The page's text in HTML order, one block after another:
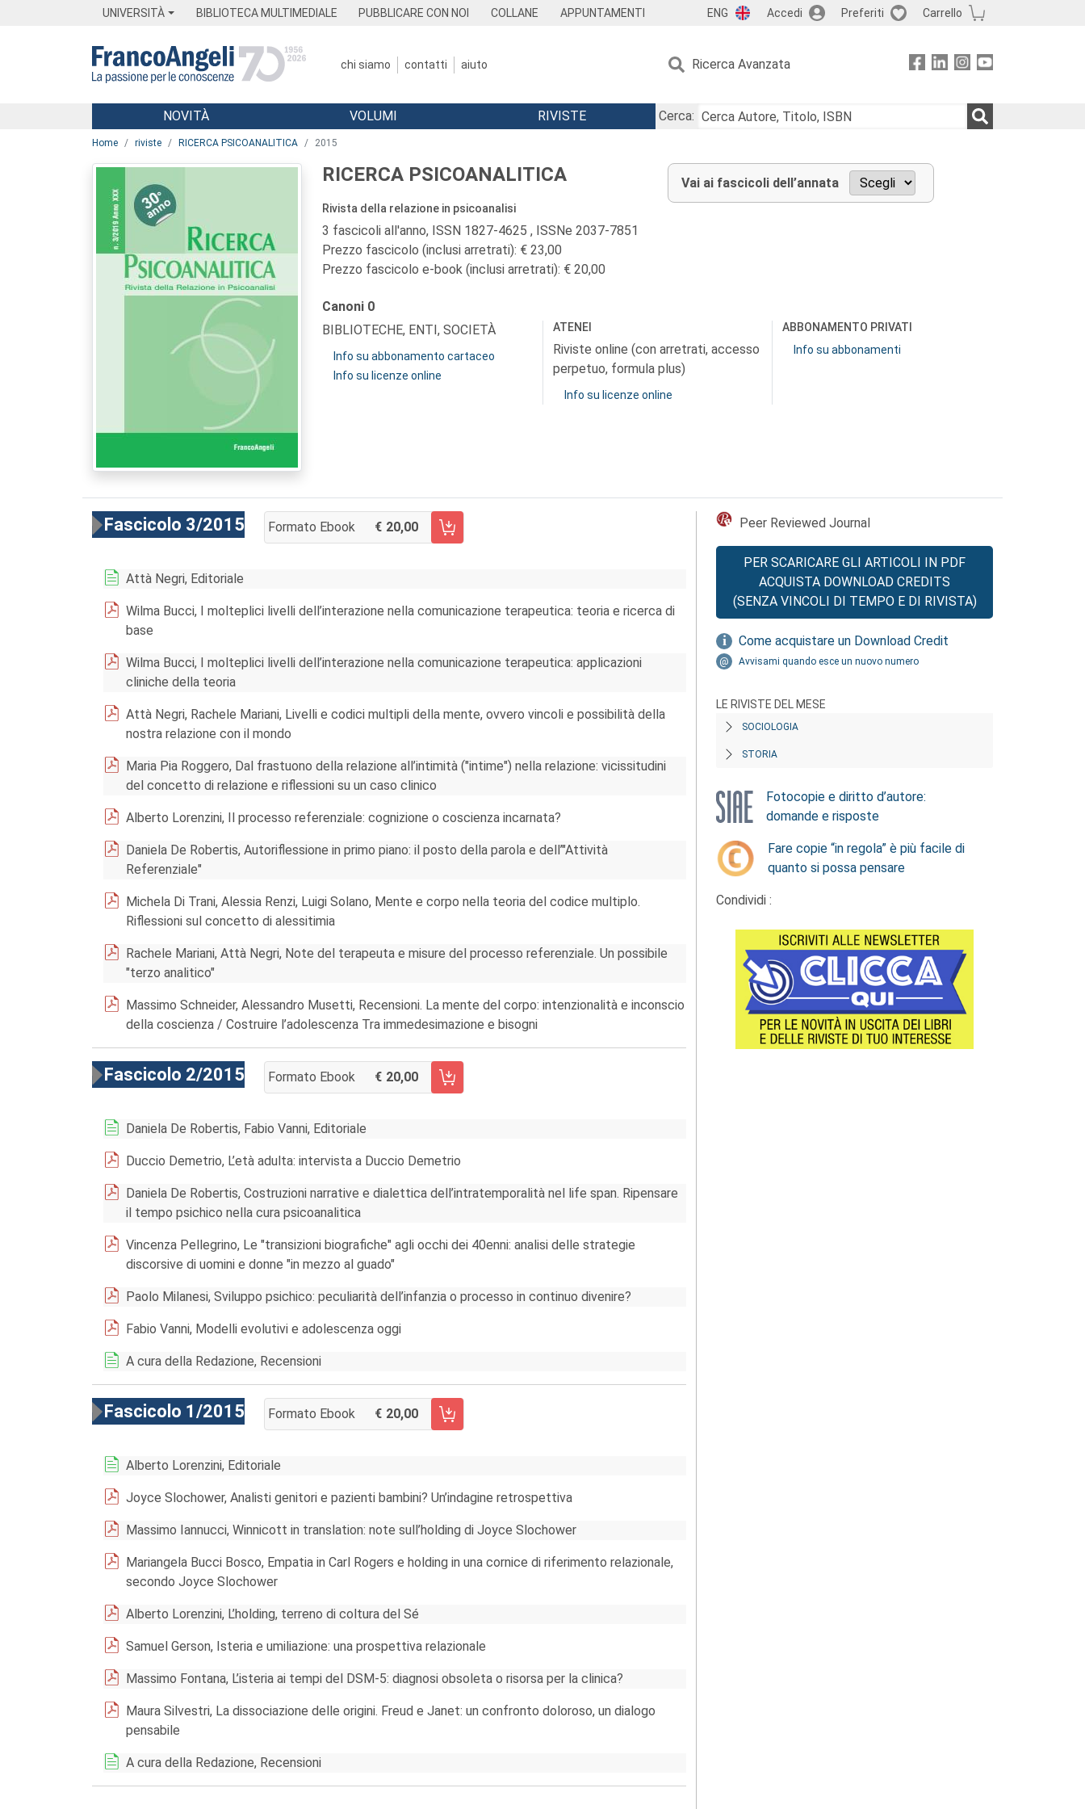
UNIVERSITÀ BIBLIOTECA MULTIMEDIALE PUBBLICARE CON NOI COLLANE APPUNTAMENTI ENG Accedi Preferiti Carrello
chi siamo contatti aiuto Ricerca Avanzata
Menu
NOVITÀ VOLUMI RIVISTE
Cerca:
Home riviste RICERCA PSICOANALITICA 2015
RICERCA PSICOANALITICA
Rivista della relazione in psicoanalisi
3 fascicoli all'anno, ISSN 1827-4625 , ISSNe 2037-7851
Prezzo fascicolo (inclusi arretrati): € 23,00
Prezzo fascicolo e-book (inclusi arretrati): € 20,00
Vai ai fascicoli dell’annata
Canoni 0
BIBLIOTECHE, ENTI, SOCIETÀ
Info su abbonamento cartaceo
Info su licenze online
ATENEI
Riviste online (con arretrati, accesso
perpetuo, formula plus)
Info su licenze online
ABBONAMENTO PRIVATI
Info su abbonamenti
Fascicolo 3/2015 Formato Ebook 20,00
AGGIUNGI AL CARRELLO FASCICOLO 3/2015
Attà Negri, Editoriale
Wilma Bucci, I molteplici livelli dell’interazione nella comunicazione terapeutica: teoria e ricerca di
base
Wilma Bucci, I molteplici livelli dell’interazione nella comunicazione terapeutica: applicazioni
cliniche della teoria
Attà Negri, Rachele Mariani, Livelli e codici multipli della mente, ovvero vincoli e possibilità della
nostra relazione con il mondo
Maria Pia Roggero, Dal frastuono della relazione all’intimità ("intime") nella relazione: vicissitudini
del concetto di relazione e riflessioni su un caso clinico
Alberto Lorenzini, Il processo referenziale: cognizione o coscienza incarnata?
Daniela De Robertis, Autoriflessione in primo piano: il posto della parola e dell’"Attività
Referenziale"
Michela Di Trani, Alessia Renzi, Luigi Solano, Mente e corpo nella teoria del codice multiplo.
Riflessioni sul concetto di alessitimia
Rachele Mariani, Attà Negri, Note del terapeuta e misure del processo referenziale. Un possibile
"terzo analitico"
Massimo Schneider, Alessandro Musetti, Recensioni. La mente del corpo: intenzionalità e inconscio
della coscienza / Costruire l’adolescenza Tra immedesimazione e bisogni
Fascicolo 2/2015 Formato Ebook 20,00
AGGIUNGI AL CARRELLO FASCICOLO 2/2015
Daniela De Robertis, Fabio Vanni, Editoriale
Duccio Demetrio, L’età adulta: intervista a Duccio Demetrio
Daniela De Robertis, Costruzioni narrative e dialettica dell’intratemporalità nel life span. Ripensare
il tempo psichico nella cura psicoanalitica
Vincenza Pellegrino, Le "transizioni biografiche" agli occhi dei 40enni: analisi delle strategie
discorsive di uomini e donne "in mezzo al guado"
Paolo Milanesi, Sviluppo psichico: peculiarità dell’infanzia o processo in continuo divenire?
Fabio Vanni, Modelli evolutivi e adolescenza oggi
A cura della Redazione, Recensioni
Fascicolo 1/2015 Formato Ebook 20,00
AGGIUNGI AL CARRELLO FASCICOLO 1/2015
Alberto Lorenzini, Editoriale
Joyce Slochower, Analisti genitori e pazienti bambini? Un’indagine retrospettiva
Massimo Iannucci, Winnicott in translation: note sull’holding di Joyce Slochower
Mariangela Bucci Bosco, Empatia in Carl Rogers e holding in una cornice di riferimento relazionale,
secondo Joyce Slochower
Alberto Lorenzini, L’holding, terreno di coltura del Sé
Samuel Gerson, Isteria e umiliazione: una prospettiva relazionale
Massimo Fontana, L’isteria ai tempi del DSM-5: diagnosi obsoleta o risorsa per la clinica?
Maura Silvestri, La dissociazione delle origini. Freud e Janet: un confronto doloroso, un dialogo
pensabile
A cura della Redazione, Recensioni
Peer Reviewed Journal
PER SCARICARE GLI ARTICOLI IN PDF
ACQUISTA DOWNLOAD CREDITS
(SENZA VINCOLI DI TEMPO E DI RIVISTA)
Come acquistare un Download Credit
Avvisami quando esce un nuovo numero
LE RIVISTE DEL MESE
SOCIOLOGIA
STORIA
Fotocopie e diritto d’autore:
domande e risposte
Fare copie “in regola” è più facile di
quanto si possa pensare
Condividi :